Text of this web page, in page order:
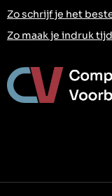
Zo schrijf je het
Zo maak je indruk